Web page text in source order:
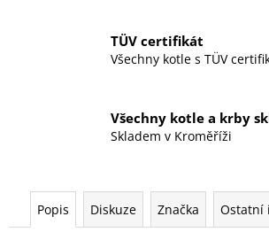
TÜV certifikát
Všechny kotle s TÜV
Všechny kotle a krby
Skladem v Kroměříži
Popis Diskuze Značka Ostatní